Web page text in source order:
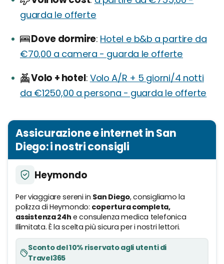
guarda le offerte
Dove dormire Hotel e b&b a partire da
€70,00 a camera - guarda le offerte
Volo + hotel Volo A/R + 5 giorni/4 notti
da €1250,00 a persona - guarda le offerte
Assicurazione e internet in San
Diego: i nostri consigli
Heymondo
Per viaggiare sereni in San Diego, consigliamo la
polizza di Heymondo: copertura completa,
assistenza 24h e consulenza medica telefonica
Illimitata. È la scelta più sicura per i nostri lettori.
Sconto del 10% riservato agli utenti di
Travel365